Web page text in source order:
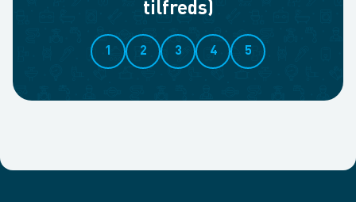
tilfreds)
1 2 3 4 5